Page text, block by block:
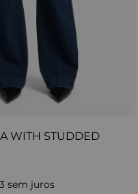
WITH STUDDED
sem juros